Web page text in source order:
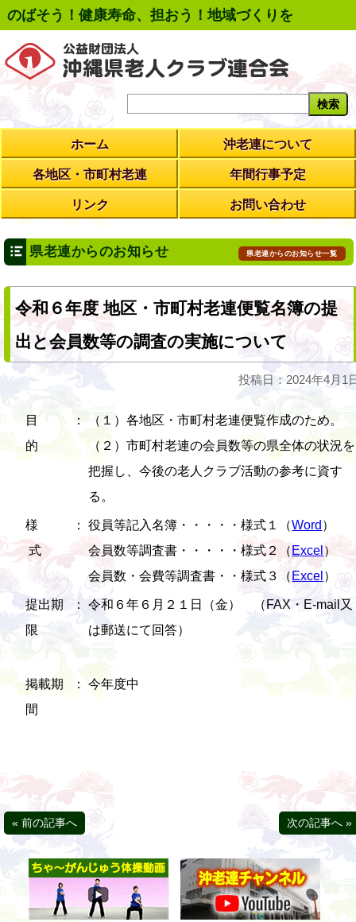
のばそう！健康寿命、担おう！地域づくりを
ホーム 沖老連について
各地区・市町村老連 年間行事予定
リンク お問い合わせ
県老連からのお知らせ 県老連からのお知らせ一覧
令和６年度 地区・市町村老連便覧名簿の提
出と会員数等の調査の実施について
投稿日：2024年4月1
目
的
：
（１）各地区・市町村老連便覧作成のため。
（２）市町村老連の会員数等の県全体の状況を
把握し、今後の老人クラブ活動の参考に資す
る。
様
式
： 役員等記入名簿・・・・・様式１（Word ）
会員数等調査書・・・・・様式２（ Excel ）
会員数・会費等調査書・・様式３（ Excel ）
提出期
限
：
令和６年６月２１日（金） （FAX・E-mail又
は郵送にて回答）
掲載期
間
： 今年度中
« 前の記事へ 次の記事へ »